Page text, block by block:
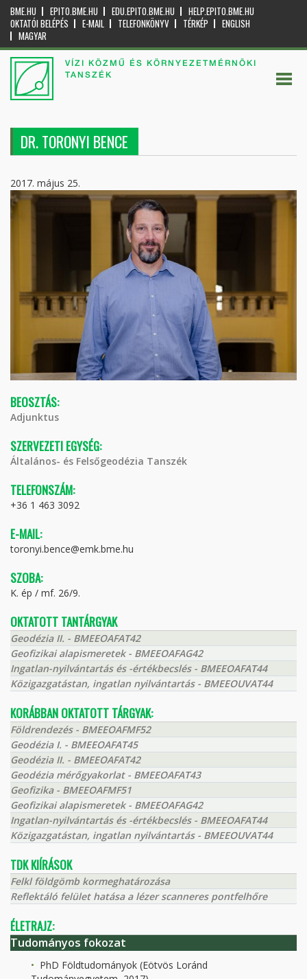
BME.HU EPITO.BME.HU EDU.EPITO.BME.HU
HELP.EPITO.BME.HU
OKTATÓI BELÉPÉS
E-MAIL TELEFONKÖNYV TÉRKÉP
ENGLISH
MAGYAR
VÍZI KÖZMŰ ÉS KÖRNYEZETMÉRNÖKI
TANSZÉK
DR. TORONYI BENCE
2017. május 25.
BEOSZTÁS:
Adjunktus
SZERVEZETI EGYSÉG:
Általános- és Felsőgeodézia Tanszék
TELEFONSZÁM:
+36 1 463 3092
E-MAIL:
toronyi.bence@emk.bme.hu
SZOBA:
K. ép / mf. 26/9.
OKTATOTT TANTÁRGYAK
Geodézia II. - BMEEOAFAT42
Geofizikai alapismeretek - BMEEOAFAG42
Ingatlan-nyilvántartás és -értékbecslés - BMEEOAFAT44
Közigazgatástan, ingatlan nyilvántartás - BMEEOUVAT44
KORÁBBAN OKTATOTT TÁRGYAK:
Földrendezés - BMEEOAFMF52
Geodézia I. - BMEEOAFAT45
Geodézia II. - BMEEOAFAT42
Geodézia mérőgyakorlat - BMEEOAFAT43
Geofizika - BMEEOAFMF51
Geofizikai alapismeretek - BMEEOAFAG42
Ingatlan-nyilvántartás és -értékbecslés - BMEEOAFAT44
Közigazgatástan, ingatlan nyilvántartás - BMEEOUVAT44
TDK KIÍRÁSOK
Felkl földgömb kormeghatározása
Reflektáló felület hatása a lézer scanneres pontfelhőre
ÉLETRAJZ:
Tudományos fokozat
PhD Földtudományok (Eötvös Loránd